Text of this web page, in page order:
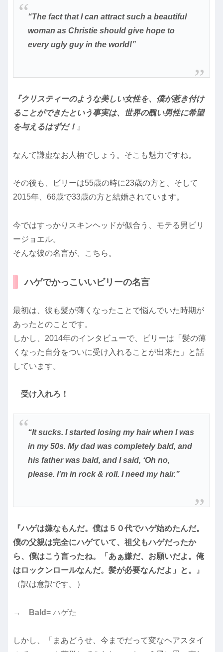
“The fact that I can attract such a beautiful
woman as Christie should give hope to
every ugly guy in the world!”
『クリスティーのような美しい女性を、僕が惹き付け
ることができたという事実は、世界の醜い男性に希望
を与えるはずだ！ 』
なんて謙虚なお人柄でしょう。そこも魅力ですね。
その後も、ビリーは55歳の時に23歳の方と、そして
2015年、66歳で33歳の方と結婚されています。
今ではすっかりスキンヘッドが似合う、モテる男ビリ
ージョエル。
そんな彼の名言が、こちら。
ハゲでかっこいいビリーの名言
最初は、彼も髪が薄くなったことで悩んでいた時期が
あったとのことです。
しかし、2014年のインタビューで、ビリーは「髪の薄
くなった自分をついに受け入れることが出来た」と話
しています。
受け入れろ！
“It sucks. I started losing my hair when I was
in my 50s. My dad was completely bald, and
his father was bald, and I said, ‘Oh no,
please. I’m in rock & roll. I need my hair.”
『ハゲは嫌なもんだ。僕は５０代でハゲ始めたんだ。
僕の父親は完全にハゲていて、祖父もハゲだったか
ら、僕はこう言ったね。「あぁ嫌だ、お願いだよ。俺
はロックンロールなんだ。髪が必要なんだよ」と。
』
（訳は意訳です。）
→ Bald= ハゲた
しかし、「まあどうせ、今までだって変なヘアスタイ